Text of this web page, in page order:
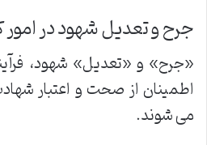
جرح و تعدیل شهود در
«جرح» و «تعدیل» شهود،
اطمینان از صحت و اعتبار
می شوند.